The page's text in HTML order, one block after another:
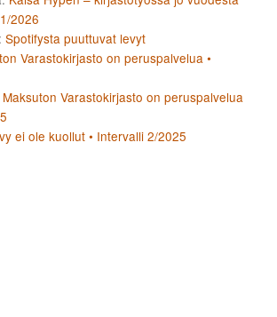
2026
:Spotifysta puuttuvat levyt
Varastokirjasto on peruspalvelua •
Maksuton Varastokirjasto on peruspalvelua
ei ole kuollut • Intervalli 2/2025